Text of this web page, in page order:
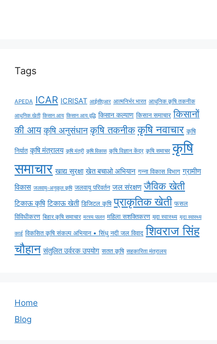
Tags
APEDA ICAR ICRISAT आईसीएआर आत्मनिर्भर भारत आधुनिक कृषि तकनीक
आधुनिक खेती किसान आय किसान आय वृद्धि किसान कल्याण किसान समाचार किसानों
की आय कृषि अनुसंधान कृषि तकनीक कृषि नवाचार कृषि
निर्यात कृषि मंत्रालय कृषि मंत्री कृषि विकास कृषि विज्ञान केंद्र कृषि समाचर कृषि
समाचार खाद्य सुरक्षा खेत बचाओ अभियान गन्ना विकास विभाग ग्रामीण
विकास जलवायु-अनुकूल कृषि जलवायु परिवर्तन जल संरक्षण जैविक खेती
टिकाऊ कृषि टिकाऊ खेती डिजिटल कृषि प्राकृतिक खेती फसल
विविधीकरण बिहार कृषि समाचार मत्स्य पालन महिला सशक्तिकरण मृदा स्वास्थ्य मृदा स्वास्थ्य
कार्ड विकसित कृषि संकल्प अभियान • सिंधु नदी जल विवाद शिवराज सिंह
चौहान संतुलित उर्वरक उपयोग सतत कृषि सहकारिता मंत्रालय
Home
Blog